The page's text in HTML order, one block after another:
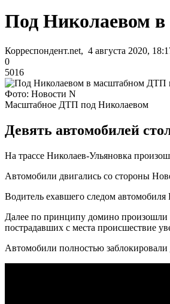
Под Николаевом
Корреспондент.net, 4 августа 2020,
0
5016
Фото: Новости N
Масштабное ДТП под Николаевом
Девять автомобилей
На трассе Николаев-Ульяновка
Автомобили двигались со стороны
Водитель ехавшего следом
Далее по принципу домино произошли
пострадавших с места происшествие
Автомобили полностью